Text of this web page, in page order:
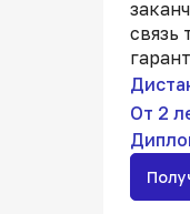
связь
От 2